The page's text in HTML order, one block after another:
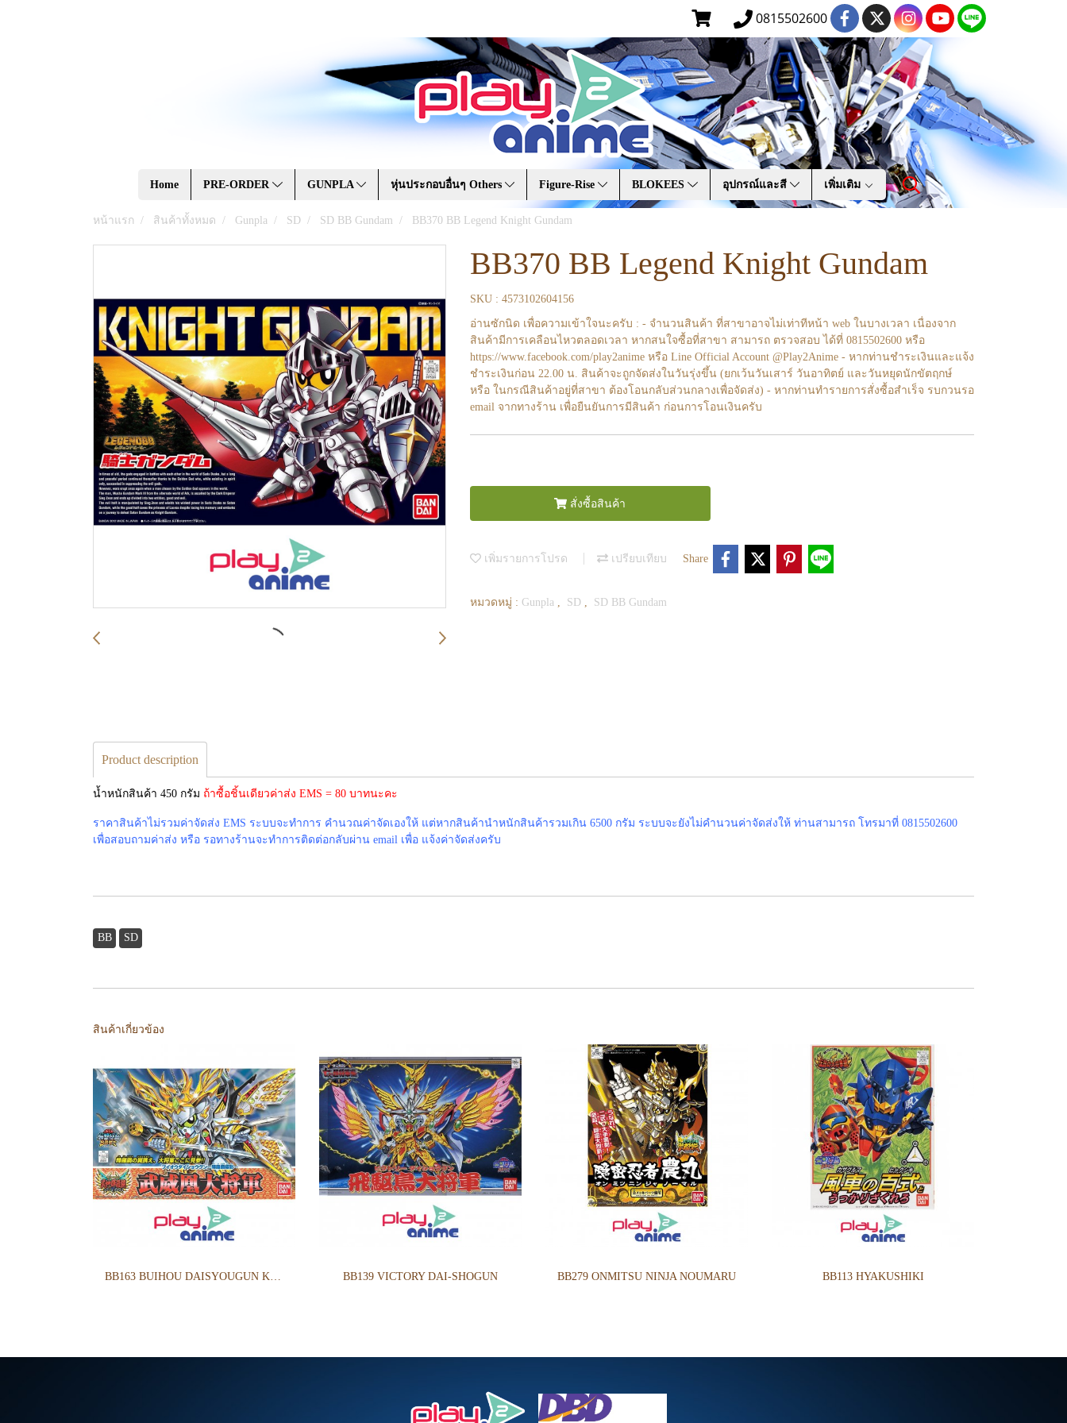
0815502600
Home PRE-ORDER GUNPLA หุ่นประกอบอื่นๆ Others Figure-Rise BLOKEES อุปกรณ์และสี เพิ่มเติม
หน้าแรก สินค้าทั้งหมด Gunpla SD SD BB Gundam BB370 BB Legend Knight Gundam
BB370 BB Legend Knight Gundam
SKU : 4573102604156
อ่านซักนิด เพื่อความเข้าใจนะครับ : - จำนวนสินค้า ที่สาขาอาจไม่เท่าทีหน้า web ในบางเวลา เนื่องจาก
สินค้ามีการเคลือนไหวตลอดเวลา หากสนใจซื้อที่สาขา สามารถ ตรวจสอบ ได้ที่ 0815502600 หรือ
https://www.facebook.com/play2anime หรือ Line Official Account @Play2Anime - หากท่านชำระเงินและแจ้ง
ชำระเงินก่อน 22.00 น. สินค้าจะถูกจัดส่งในวันรุ่งขึ้น (ยกเว้นวันเสาร์ วันอาทิตย์ และวันหยุดนักขัตฤกษ์
หรือ ในกรณีสินค้าอยู่ที่สาขา ต้องโอนกลับส่วนกลางเพื่อจัดส่ง) - หากท่านทำรายการสั่งซื้อสำเร็จ รบกวนรอ
email จากทางร้าน เพื่อยืนยันการมีสินค้า ก่อนการโอนเงินครับ
สั่งซื้อสินค้า
เพิ่มรายการโปรด เปรียบเทียบ Share
หมวดหมู่ : Gunpla SD SD BB Gundam
Product description
น้ำหนักสินค้า 450 กรัม ถ้าซื้อชิ้นเดียวค่าส่ง EMS = 80 บาทนะคะ
ราคาสินค้าไม่รวมค่าจัดส่ง EMS ระบบจะทำการ คำนวณค่าจัดเองให้ แต่หากสินค้านำหนักสินค้ารวมเกิน 6500 กรัม ระบบจะยังไม่คำนวนค่าจัดส่งให้ ท่านสามารถ โทรมาที่ 0815502600
เพื่อสอบถามค่าส่ง หรือ รอทางร้านจะทำการติดต่อกลับผ่าน email เพื่อ แจ้งค่าจัดส่งครับ
BB SD
สินค้าเกี่ยวข้อง
BB163 BUIHOU DAISYOUGUN KIRAHAGANE GOKUSAI VER. BB139 VICTORY DAI-SHOGUN BB279 ONMITSU NINJA NOUMARU BB113 HYAKUSHIKI